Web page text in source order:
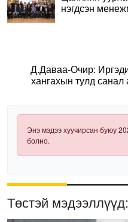
нэгдсэн
Д.Даваа-Очир:
хангахын тулд санал
Энэ мэдээ хуучирсан буюу
болно.
Төстэй мэдээллүүд: